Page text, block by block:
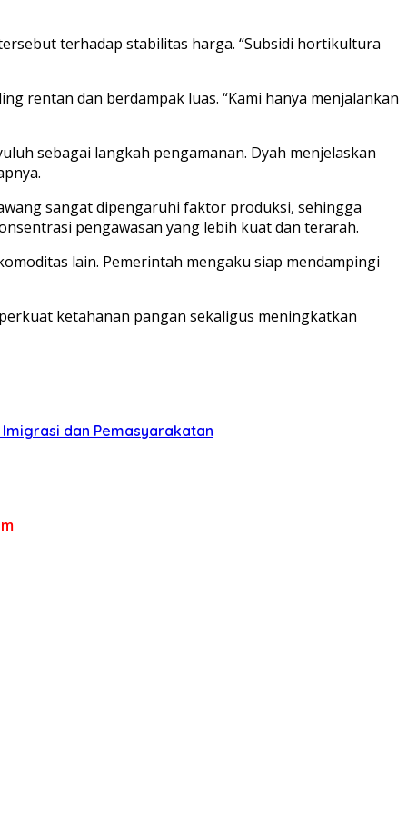
terhadap stabilitas harga. “Subsidi hortikultura
rentan dan berdampak luas. “Kami hanya menjalankan
sebagai langkah pengamanan. Dyah menjelaskan
sangat dipengaruhi faktor produksi, sehingga
pengawasan yang lebih kuat dan terarah.
lain. Pemerintah mengaku siap mendampingi
ketahanan pangan sekaligus meningkatkan
dan Pemasyarakatan